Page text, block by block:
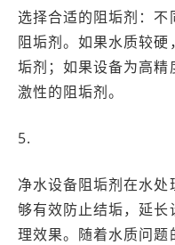
选择合适的阻垢剂：
阻垢剂。如果水质较
垢剂；如果设备为高
激性的阻垢剂。
5.
净水设备阻垢剂在水
够有效防止结垢，延
理效果。随着水质问